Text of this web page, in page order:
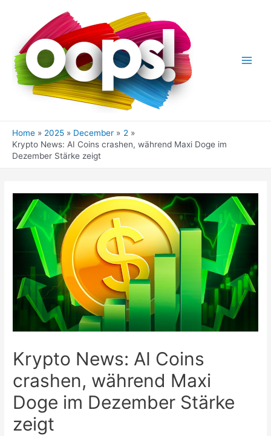
Home 2025 December
2
Krypto News: AI Coins crashen, während Maxi Doge im
Dezember Stärke zeigt
Krypto News: AI Coins
crashen, während Maxi
Doge im Dezember Stärke
zeigt